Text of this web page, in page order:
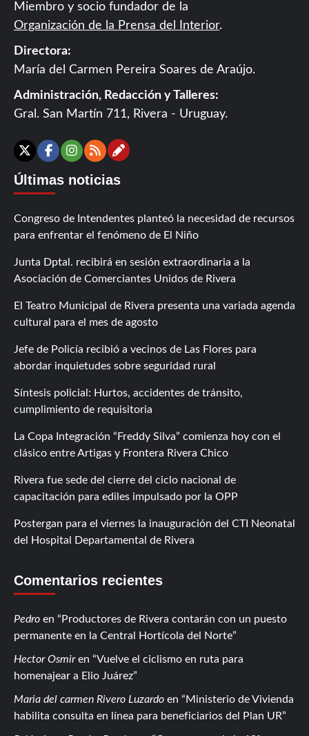
Miembro y socio fundador de la
Organización de la Prensa del Interior.
Directora:
María del Carmen Pereira Soares de Araújo.
Administración, Redacción y Talleres:
Gral. San Martín 711, Rivera - Uruguay.
X Facebook
Instagram
RSSContáctanos
Últimas noticias
Congreso de Intendentes planteó la necesidad de recursos
para enfrentar el fenómeno de El Niño
Junta Dptal. recibirá en sesión extraordinaria a la
Asociación de Comerciantes Unidos de Rivera
El Teatro Municipal de Rivera presenta una variada agenda
cultural para el mes de agosto
Jefe de Policía recibió a vecinos de Las Flores para
abordar inquietudes sobre seguridad rural
Síntesis policial: Hurtos, accidentes de tránsito,
cumplimiento de requisitoria
La Copa Integración “Freddy Silva” comienza hoy con el
clásico entre Artigas y Frontera Rivera Chico
Rivera fue sede del cierre del ciclo nacional de
capacitación para ediles impulsado por la OPP
Postergan para el viernes la inauguración del CTI Neonatal
del Hospital Departamental de Rivera
Comentarios recientes
Pedro en
Productores de Rivera contarán con un puesto
permanente en la Central Hortícola del Norte
Hector Osmiren
Vuelve el ciclismo en ruta para
homenajear a Elio Juárez
Maria del carmen Rivero Luzardo en
Ministerio de Vivienda
habilita consulta en línea para beneficiarios del Plan UR